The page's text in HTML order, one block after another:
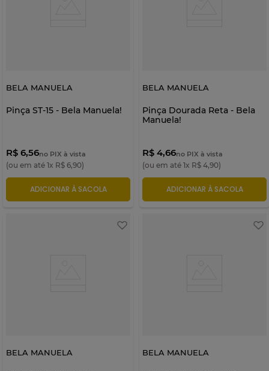
BELA MANUELA
Pinça ST-15 - Bela Manuela!
R$ 6,56no PIX à vista
(ou em até 1x R$ 6,90)
ADICIONAR À SACOLA
BELA MANUELA
Pinça Dourada Reta - Bela
Manuela!
R$ 4,66no PIX à vista
(ou em até 1x R$ 4,90)
ADICIONAR À SACOLA
BELA MANUELA BELA MANUELA